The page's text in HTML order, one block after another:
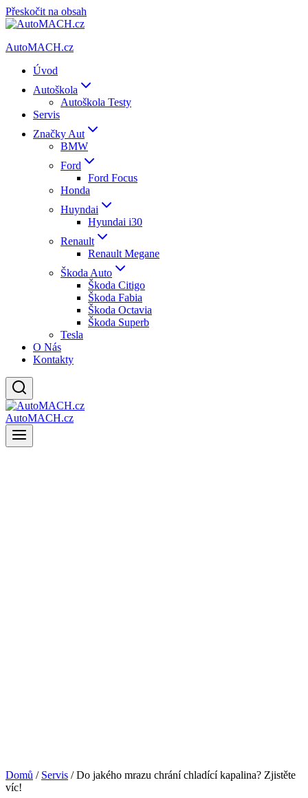
Přeskočit na obsah
AutoMACH.cz
Úvod
Autoškola
Autoškola Testy
Servis
Značky Aut
BMW
Ford
Ford Focus
Honda
Huyndai
Hyundai i30
Renault
Renault Megane
Škoda Auto
Škoda Citigo
Škoda Fabia
Škoda Octavia
Škoda Superb
Tesla
O Nás
Kontakty
AutoMACH.cz
Domů / Servis / Do jakého mrazu chrání chladící kapalina? Zjistěte
víc!